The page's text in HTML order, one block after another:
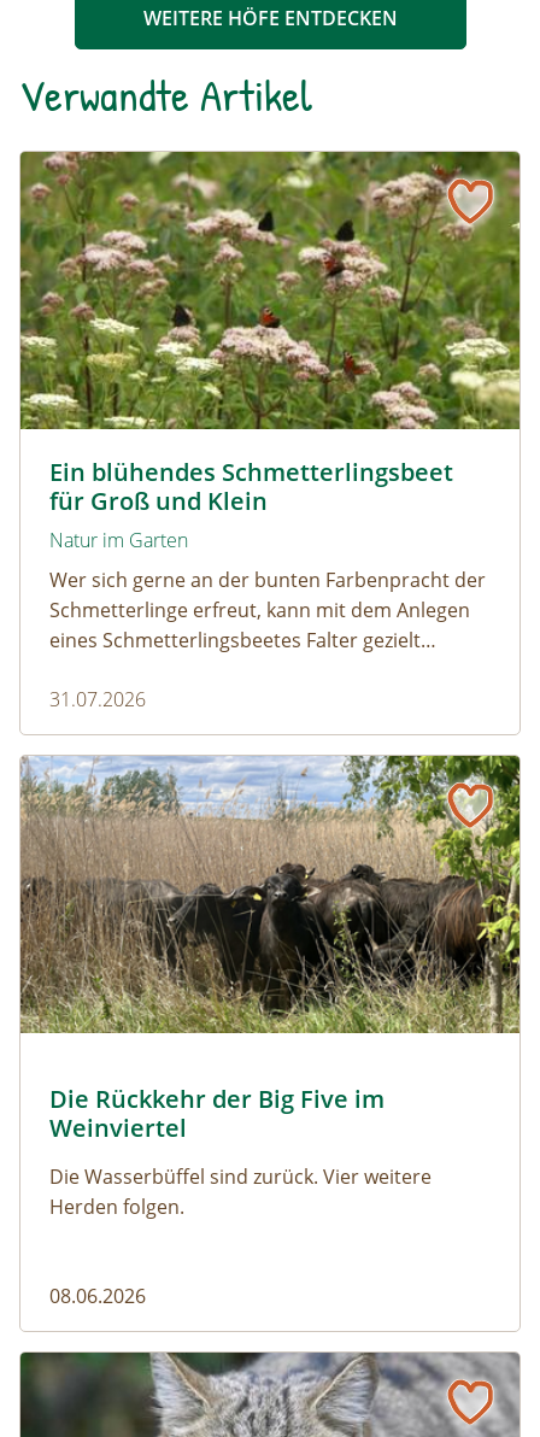
WEITERE HÖFE ENTDECKEN
Verwandte Artikel
Ein blühendes Schmetterlingsbeet
für Groß und Klein
Natur im Garten
Wer sich gerne an der bunten Farbenpracht der
Schmetterlinge erfreut, kann mit dem Anlegen
eines Schmetterlingsbeetes Falter gezielt
dürfen ausreichend mitgedacht werden. Denn
ohne Raupen gibt es keine schönen
Schmetterlinge!
31.07.2026
Ein blühendes Schmetterlingsbeet für Groß und Klein
Naturmagazin: Die Rückkehr der Big Five im Weinviertel
Naturmagazin: Die Rückkehr der Big Five im
Die Rückkehr der Big Five im
Weinviertel
Die Wasserbüffel sind zurück. Vier weitere
Herden folgen.
08.06.2026
Die Rückkehr der Big Five im Weinviertel
Vom Acker zum Wildkatzen-Korridor